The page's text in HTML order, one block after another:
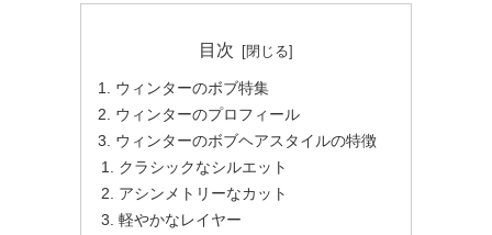
目次
ウィンターのボブ特集
ウィンターのプロフィール
ウィンターのボブヘアスタイルの特徴
クラシックなシルエット
アシンメトリーなカット
軽やかなレイヤー